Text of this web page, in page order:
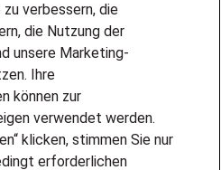
verbessern, die
die Nutzung der
unsere Marketing-
Ihre
können zur
verwendet werden.
klicken, stimmen Sie nur
erforderlichen